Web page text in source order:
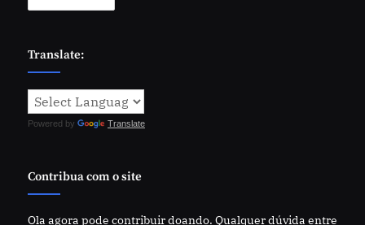
Translate:
Powered by Translate
Contribua com o site
Ola agora pode contribuir doando. Qualquer dúvida entre